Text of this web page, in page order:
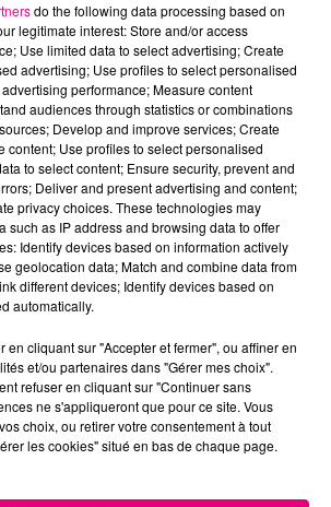
Lion Vierge
Scorpion Sagittaire
Poissons
do the following data processing based on
legitimate interest: Store and/or access
Use limited data to select advertising; Create
advertising; Use profiles to select personalised
performance; Measure content
audiences through statistics or combinations
Develop and improve services; Create
content; Use profiles to select personalised
to select content; Ensure security, prevent and
Deliver and present advertising and content;
privacy choices. These technologies may
such as IP address and browsing data to offer
Identify devices based on information actively
geolocation data; Match and combine data from
different devices; Identify devices based on
automatically.
en cliquant sur "Accepter et fermer", ou affiner en
et/ou partenaires dans "Gérer mes choix".
refuser en cliquant sur "Continuer sans
ne s'appliqueront que pour ce site. Vous
choix, ou retirer votre consentement à tout
les cookies" situé en bas de chaque page.